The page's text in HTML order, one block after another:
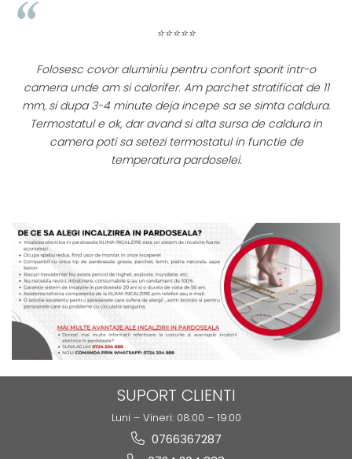
⭐⭐⭐⭐⭐
Folosesc covor aluminiu pentru confort sporit intr-o
camera unde am si calorifer. Am parchet stratificat de 11
mm, si dupa 3-4 minute deja incepe sa se simta caldura.
Termostatul e ok, dar avand si alta sursa de caldura in
camera poti sa setezi termostatul in functie de
temperatura pardoselei.
SUPORT CLIENTI
Luni – Vineri: 08:00 – 19:00
0766367287